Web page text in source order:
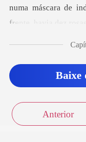
numa máscara de
osa
Baixe
Anterior